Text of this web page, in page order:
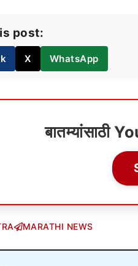
post:
X WhatsApp
बातम्यांसाठी
MARATHI NEWS